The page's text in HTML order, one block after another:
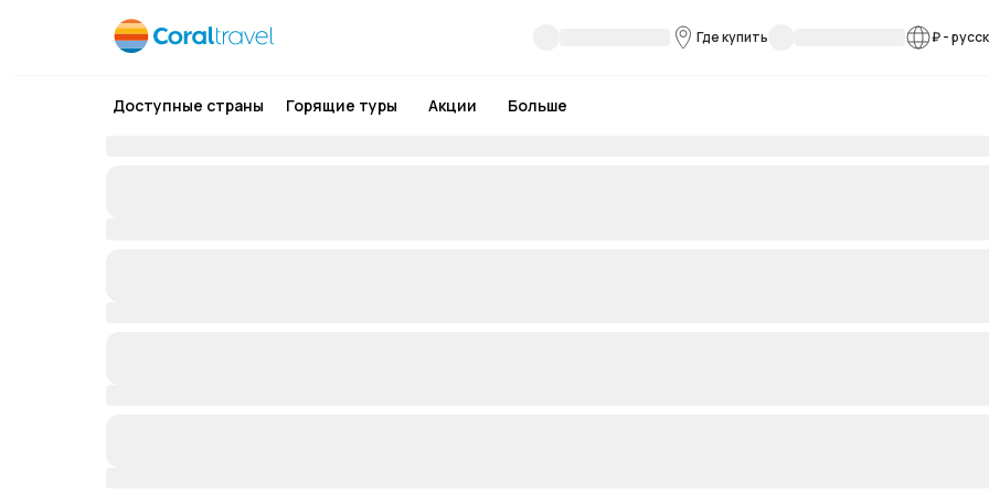
Где купить ₽-
Доступные страны Горящие туры Акции Больше